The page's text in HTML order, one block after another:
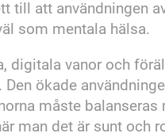
till att användningen
som mentala hälsa.
digitala vanor och
ökade
måste
man det är sunt och